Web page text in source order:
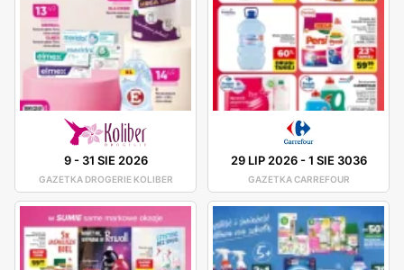
9- 31 SIE 2026
GAZETKA DROGERIE KOLIBER
29 LIP 2026-1 SIE 3036
GAZETKA CARREFOUR